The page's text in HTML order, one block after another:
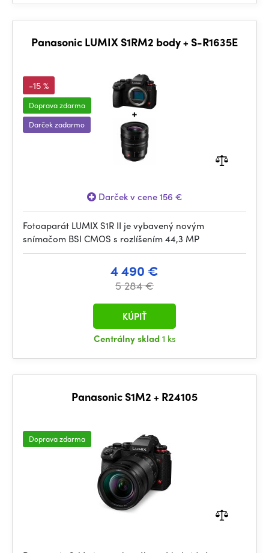
Panasonic LUMIX S1RM2 body + S-R1635E
-15 %
Doprava zdarma
Darček zadarmo
Darček v cene 156 €
Fotoaparát LUMIX S1R II je vybavený novým
snímačom BSI CMOS s rozlíšením 44,3 MP
4 490 €
5 284 €
Centrálny sklad1 ks
KÚPIŤ
Panasonic S1M2 + R24105
Doprava zdarma